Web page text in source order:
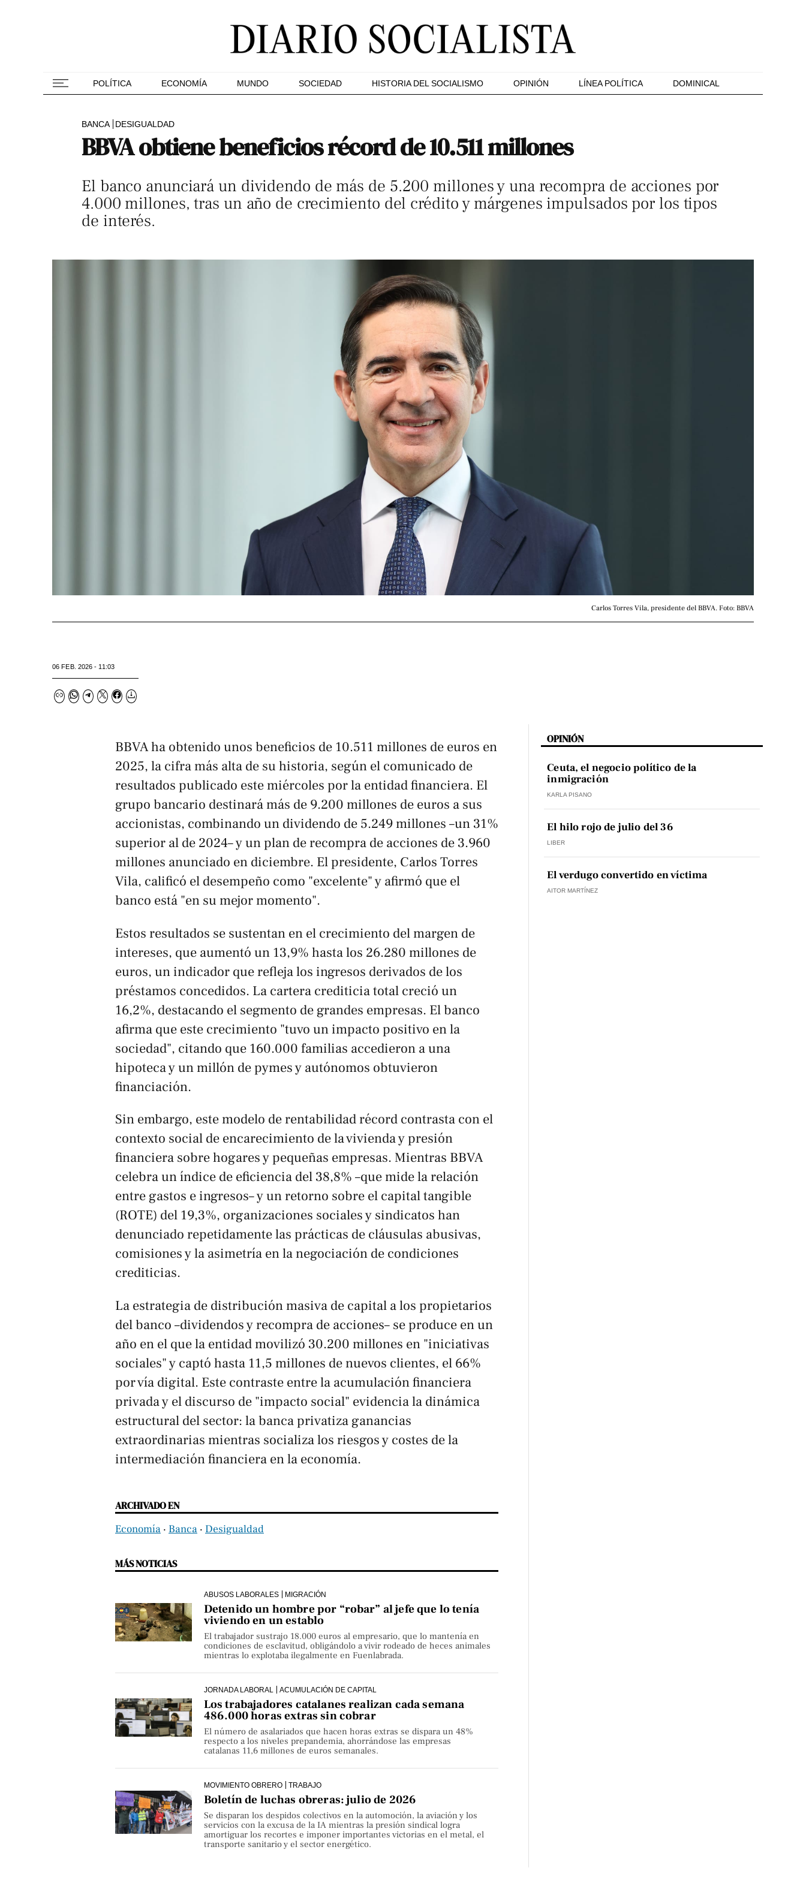
POLÍTICA ECONOMÍA MUNDO SOCIEDAD HISTORIA DEL SOCIALISMO OPINIÓN LÍNEA POLÍTICA DOMINICAL
BANCA DESIGUALDAD
BBVA obtiene beneficios récord de 10.511 millones
El banco anunciará un dividendo de más de 5.200 millones y una recompra de acciones por
4.000 millones, tras un año de crecimiento del crédito y márgenes impulsados por los tipos
de interés.
Carlos Torres Vila, presidente del BBVA. Foto: BBVA
06 FEB. 2026 - 11:03
BBVA ha obtenido unos beneficios de 10.511 millones de euros en
2025, la cifra más alta de su historia, según el comunicado de
resultados publicado este miércoles por la entidad financiera. El
grupo bancario destinará más de 9.200 millones de euros a sus
accionistas, combinando un dividendo de 5.249 millones –un 31%
superior al de 2024– y un plan de recompra de acciones de 3.960
millones anunciado en diciembre. El presidente, Carlos Torres
Vila, calificó el desempeño como "excelente" y afirmó que el
banco está "en su mejor momento".
Estos resultados se sustentan en el crecimiento del margen de
intereses, que aumentó un 13,9% hasta los 26.280 millones de
euros, un indicador que refleja los ingresos derivados de los
préstamos concedidos. La cartera crediticia total creció un
16,2%, destacando el segmento de grandes empresas. El banco
afirma que este crecimiento "tuvo un impacto positivo en la
sociedad", citando que 160.000 familias accedieron a una
hipoteca y un millón de pymes y autónomos obtuvieron
financiación.
Sin embargo, este modelo de rentabilidad récord contrasta con el
contexto social de encarecimiento de la vivienda y presión
financiera sobre hogares y pequeñas empresas. Mientras BBVA
celebra un índice de eficiencia del 38,8% –que mide la relación
entre gastos e ingresos– y un retorno sobre el capital tangible
(ROTE) del 19,3%, organizaciones sociales y sindicatos han
denunciado repetidamente las prácticas de cláusulas abusivas,
comisiones y la asimetría en la negociación de condiciones
crediticias.
La estrategia de distribución masiva de capital a los propietarios
del banco –dividendos y recompra de acciones– se produce en un
año en el que la entidad movilizó 30.200 millones en "iniciativas
sociales" y captó hasta 11,5 millones de nuevos clientes, el 66%
por vía digital. Este contraste entre la acumulación financiera
privada y el discurso de "impacto social" evidencia la dinámica
estructural del sector: la banca privatiza ganancias
extraordinarias mientras socializa los riesgos y costes de la
intermediación financiera en la economía.
ARCHIVADO EN
Economía ‧ Banca ‧ Desigualdad
MÁS NOTICIAS
ABUSOS LABORALES MIGRACIÓN
Detenido un hombre por “robar” al jefe que lo tenía
viviendo en un establo
El trabajador sustrajo 18.000 euros al empresario, que lo mantenía en
condiciones de esclavitud, obligándolo a vivir rodeado de heces animales
mientras lo explotaba ilegalmente en Fuenlabrada.
JORNADA LABORAL ACUMULACIÓN DE CAPITAL
Los trabajadores catalanes realizan cada semana
486.000 horas extras sin cobrar
El número de asalariados que hacen horas extras se dispara un 48%
respecto a los niveles prepandemia, ahorrándose las empresas
catalanas 11,6 millones de euros semanales.
MOVIMIENTO OBRERO TRABAJO
Boletín de luchas obreras: julio de 2026
Se disparan los despidos colectivos en la automoción, la aviación y los
servicios con la excusa de la IA mientras la presión sindical logra
amortiguar los recortes e imponer importantes victorias en el metal, el
transporte sanitario y el sector energético.
OPINIÓN
Ceuta, el negocio político de la
inmigración
KARLA PISANO
El hilo rojo de julio del 36
LIBER
El verdugo convertido en víctima
AITOR MARTÍNEZ